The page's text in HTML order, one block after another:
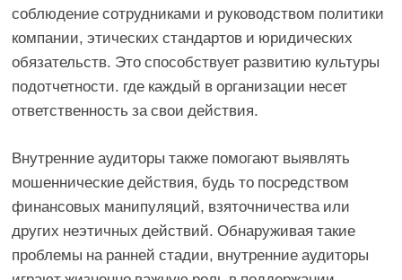
соблюдение сотрудниками и руководством политики
компании, этических стандартов и юридических
обязательств. Это способствует развитию культуры
подотчетности. где каждый в организации несет
ответственность за свои действия.
Внутренние аудиторы также помогают выявлять
мошеннические действия, будь то посредством
финансовых манипуляций, взяточничества или
других неэтичных действий. Обнаруживая такие
проблемы на ранней стадии, внутренние аудиторы